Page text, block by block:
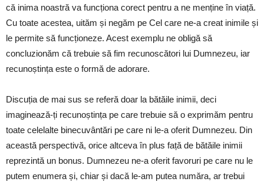
că inima noastră va funcționa corect pentru a ne menține în viață.
Cu toate acestea, uităm și negăm pe Cel care ne-a creat inimile și
le permite să funcționeze. Acest exemplu ne obligă să
concluzionăm că trebuie să fim recunoscători lui Dumnezeu, iar
recunoștința este o formă de adorare.
Discuția de mai sus se referă doar la bătăile inimii, deci
imaginează-ți recunoștința pe care trebuie să o exprimăm pentru
toate celelalte binecuvântări pe care ni le-a oferit Dumnezeu. Din
această perspectivă, orice altceva în plus față de bătăile inimii
reprezintă un bonus. Dumnezeu ne-a oferit favoruri pe care nu le
putem enumera și, chiar și dacă le-am putea număra, ar trebui